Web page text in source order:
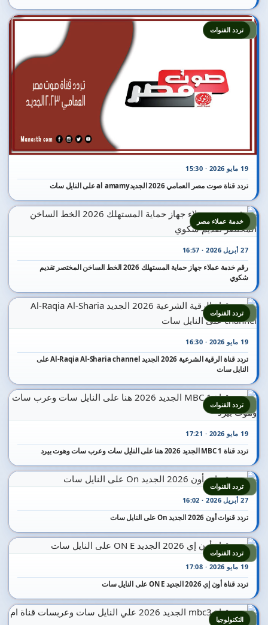
2
19 مايو 2026 · 15:30
تردد قناة صوت مصر العمامي 2026 الجديدal amamy على النايل سات
تردد القنوات
3
27 أبريل 2026 · 16:57
رقم خدمة عملاء جهاز حماية المستهلك 2026 الخط الساخن المختصر تقديم
شكوي
خدمة عملاء مصر
4
19 مايو 2026 · 16:30
تردد قناة الرقية الشرعية 2026 الجديد Al-Raqia Al-Sharia channel على
النايل سات
تردد القنوات
5
19 مايو 2026 · 17:21
تردد قناة MBC 1 الجديد 2026 هنا على النايل سات وعرب سات وهوت بيرد
تردد القنوات
6
27 أبريل 2026 · 16:02
تردد قنوات أون 2026 الجديد On على النايل سات
تردد القنوات
7
19 مايو 2026 · 17:08
تردد قناة أون إي 2026 الجديد ON E على النايل سات
تردد القنوات
8 التكنولوجيا